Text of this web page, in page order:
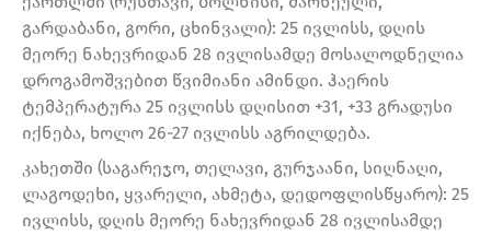
გარდაბანი, გორი, ცხინვალი): 25 ივლისს, დღის
მეორე ნახევრიდან 28 ივლისამდე მოსალოდნელია
დროგამოშვებით წვიმიანი ამინდი. ჰაერის
ტემპერატურა 25 ივლისს დღისით +31, +33 გრადუსი
იქნება, ხოლო 26-27 ივლისს აგრილდება.
კახეთში (საგარეჯო, თელავი, გურჯაანი, სიღნაღი,
ლაგოდეხი, ყვარელი, ახმეტა, დედოფლისწყარო): 25
ივლისს, დღის მეორე ნახევრიდან 28 ივლისამდე